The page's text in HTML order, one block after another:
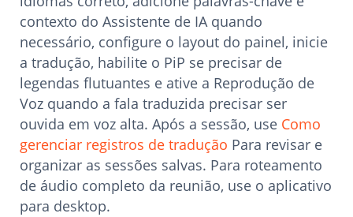
contexto do Assistente de IA quando
necessário, configure o layout do painel, inicie
a tradução, habilite o PiP se precisar de
legendas flutuantes e ative a Reprodução de
Voz quando a fala traduzida precisar ser
ouvida em voz alta. Após a sessão, use Como
gerenciar registros de tradução Para revisar e
organizar as sessões salvas. Para roteamento
de áudio completo da reunião, use o aplicativo
para desktop.